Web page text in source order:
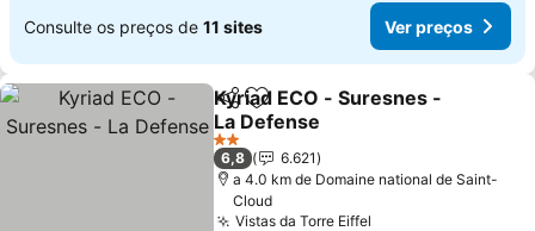
Consulte os preços de 11 sites Ver preços
PartilharAdicionar aos favoritos
Kyriad ECO - Suresnes -
La Defense
Ver preços
2 Estrelas
6,8
6.621
a 4.0 km de Domaine national de Saint-
Cloud
Vistas da Torre Eiffel